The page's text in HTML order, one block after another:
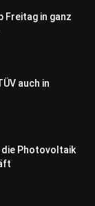
Freitag in ganz
auch in
die Photovoltaik